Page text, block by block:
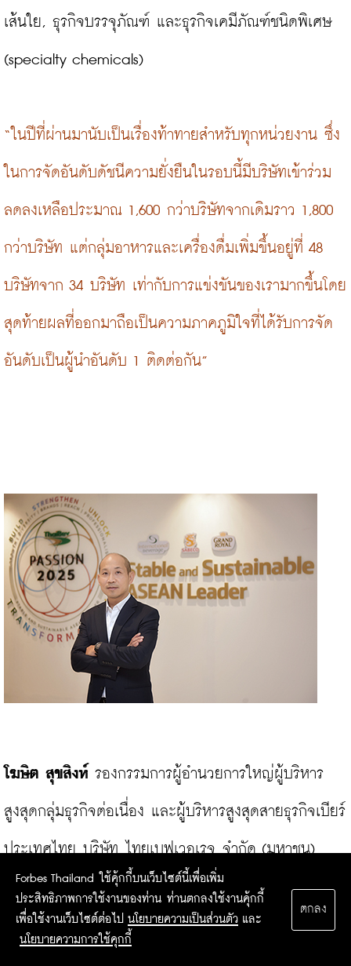
เส้นใย, ธุรกิจบรรจุภัณฑ์ และธุรกิจเคมีภัณฑ์ชนิดพิเศษ
(specialty chemicals)
“ในปีที่ผ่านมานับเป็นเรื่องท้าทายสำหรับทุกหน่วยงาน ซึ่ง
ในการจัดอันดับดัชนีความยั่งยืนในรอบนี้มีบริษัทเข้าร่วม
ลดลงเหลือประมาณ 1,600 กว่าบริษัทจากเดิมราว 1,800
กว่าบริษัท แต่กลุ่มอาหารและเครื่องดื่มเพิ่มขึ้นอยู่ที่ 48
บริษัทจาก 34 บริษัท เท่ากับการแข่งขันของเรามากขึ้นโดย
สุดท้ายผลที่ออกมาถือเป็นความภาคภูมิใจที่ได้รับการจัด
อันดับเป็นผู้นำอันดับ 1 ติดต่อกัน”
โฆษิต สุขสิงห์ รองกรรมการผู้อำนวยการใหญ่ผู้บริหาร
สูงสุดกลุ่มธุรกิจต่อเนื่อง และผู้บริหารสูงสุดสายธุรกิจเบียร์
ประเทศไทย บริษัท ไทยเบฟเวอเรจ จำกัด (มหาชน)
กล่าวถึงการได้รับคัดเลือกเข้าดัชนี DJSI ด้วยความมุ่งมั่น
ดำเนินธุรกิจเพื่อการพัฒนาที่ยั่งยืนมาอย่างต่อเนื่อง
Forbes Thailand ใช้คุ้กกี้บนเว็บไซต์นี้เพื่อเพิ่ม
ประสิทธิภาพการใช้งานของท่าน ท่านตกลงใช้งานคุ้กกี้
เพื่อใช้งานเว็บไซต์ต่อไป นโยบายความเป็นส่วนตัว และ
นโยบายความการใช้คุกกี้
ตกลง